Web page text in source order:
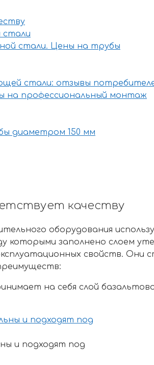
стали
стали. Цены на трубы
стали: отзывы
на профессиональный монтаж
диаметром 150 мм
качеству
оборудования
которыми заполнено слоем
свойств. Они
на себя слой
и подходят под